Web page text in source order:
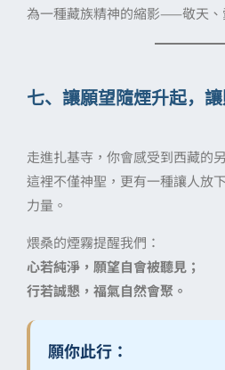
為一種藏族精神的縮影——敬天、
七、讓願望隨煙升起，
走進扎基寺，你會感受到西藏的
這裡不僅神聖，更有一種讓人放
力量。
煨桑的煙霧提醒我們：
心若純淨，願望自會被聽見；
行若誠懇，福氣自然會聚。
願你此行：